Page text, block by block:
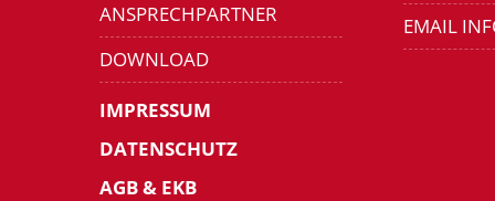
ANSPRECHPARTNER
DOWNLOAD
IMPRESSUM
DATENSCHUTZ
AGB & EKB
EMAIL